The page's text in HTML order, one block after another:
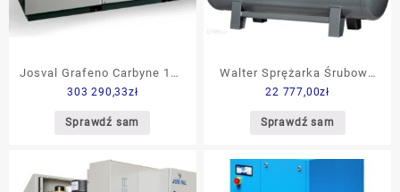
Josval Grafeno Carbyne 125
A VV (5509304)
303 290,33zł
Sprawdź sam
Walter Sprężarka Śrubowa
500L Sktg 7,5 S 10 Bar
(Sktg75S10Bar)
22 777,00zł
Sprawdź sam